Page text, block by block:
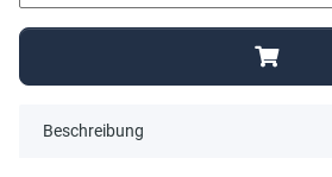
Beschreibung